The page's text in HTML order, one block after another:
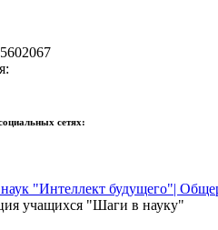
сетях:
"Интеллект будущего"|
учащихся "Шаги в науку"